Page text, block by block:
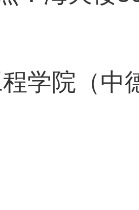
学院（中